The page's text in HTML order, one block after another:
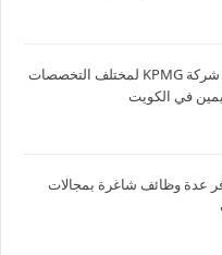
وظائف شاغرة جديدة في شركة ‏KPMG لمختلف التخصصات
في الكويت
عدة وظائف شاغرة بمجالات